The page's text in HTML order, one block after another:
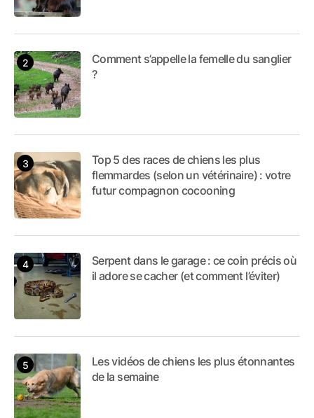
Comment s’appelle la femelle du sanglier
?
Top 5 des races de chiens les plus
flemmardes (selon un vétérinaire) : votre
futur compagnon cocooning
Serpent dans le garage : ce coin précis où
il adore se cacher (et comment l’éviter)
Les vidéos de chiens les plus étonnantes
de la semaine